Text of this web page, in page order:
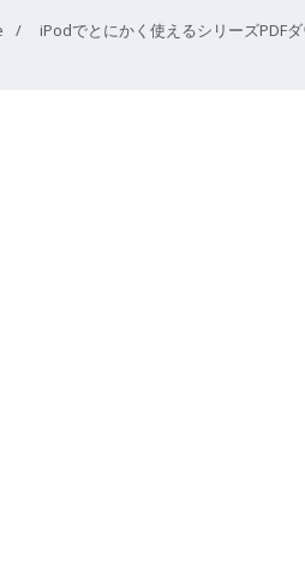
iPodでとにかく使えるシリーズPDF